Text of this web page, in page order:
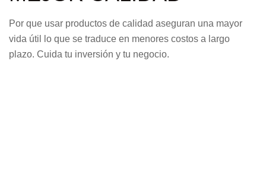
Por que usar productos de calidad aseguran una mayor
vida útil lo que se traduce en menores costos a largo
plazo. Cuida tu inversión y tu negocio.